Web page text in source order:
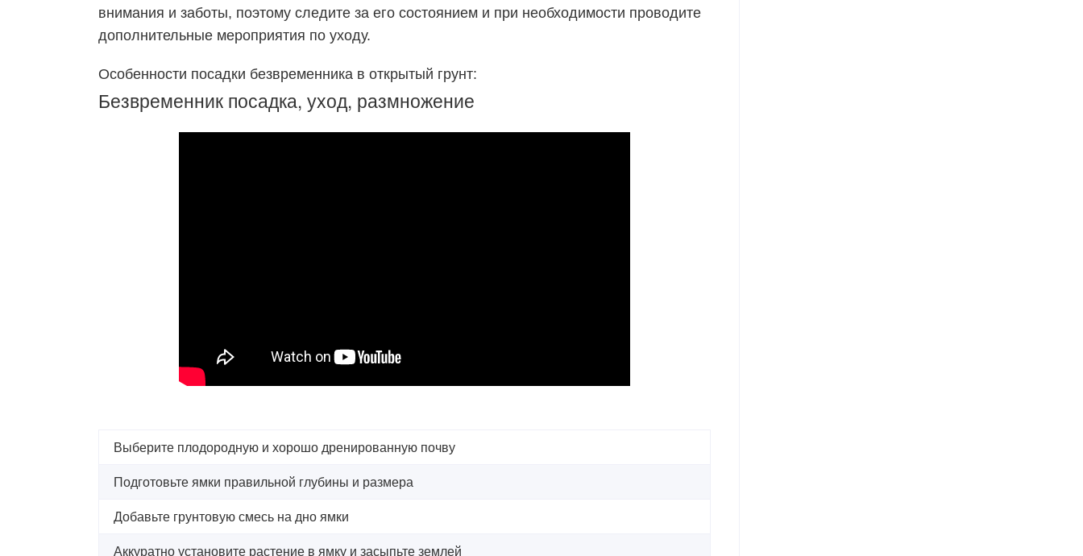
внимания и заботы, поэтому следите за его состоянием и при необходимости проводите
дополнительные мероприятия по уходу.
Особенности посадки безвременника в открытый грунт:
Безвременник посадка, уход, размножение
Выберите плодородную и хорошо дренированную почву
Подготовьте ямки правильной глубины и размера
Добавьте грунтовую смесь на дно ямки
Аккуратно установите растение в ямку и засыпьте землей